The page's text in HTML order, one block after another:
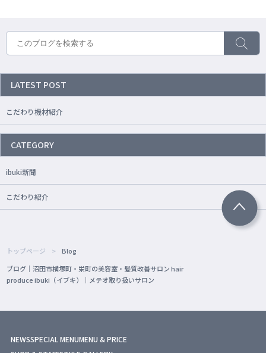
LATEST POST
こだわり機材紹介
CATEGORY
ibuki新聞
こだわり紹介
トップページ
Blog
ブログ｜沼田市横塚町・栄町の美容室・髪質改善サロン hair
produce ibuki（イブキ）｜メテオ取り扱いサロン
NEWSSPECIAL MENUMENU & PRICE